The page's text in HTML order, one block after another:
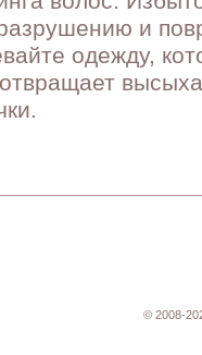
и
одежду,
© 2008-